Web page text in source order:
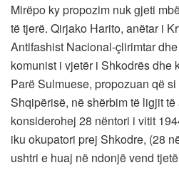
Mirëpo ky propozim nuk gjeti
të tjerë. Qirjako Harito, anëtar i
Antifashist Nacional-çlirimtar
komunist i vjetër i Shkodrës dhe
Parë Sulmuese, propozuan që
Shqipërisë, në shërbim të ligjit
konsiderohej 28 nëntori i vitit
iku okupatori prej Shkodre, (28
ushtri e huaj në ndonjë vend